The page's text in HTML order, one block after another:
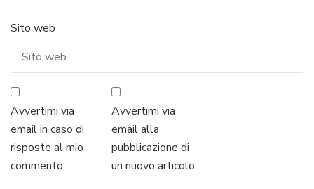
Sito web
Avvertimi via
email in caso di
risposte al mio
commento.
Avvertimi via
email alla
pubblicazione di
un nuovo articolo.